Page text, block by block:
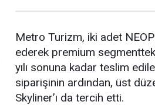
Metro Turizm, iki adet
ederek premium
yılı sonuna kadar teslim
siparişinin ardından, üst
Skyliner’ı da tercih etti.